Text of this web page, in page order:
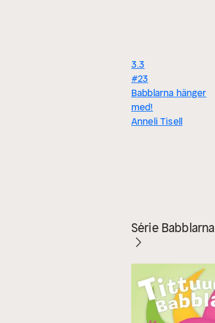
3.3
#23
Babblarna hänger
med!
Anneli Tisell
Série Babblarna